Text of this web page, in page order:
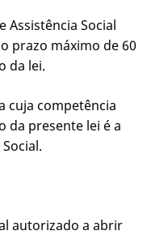
Assistência Social
prazo máximo de 60
da lei.
cuja competência
da presente lei é a
autorizado a abrir